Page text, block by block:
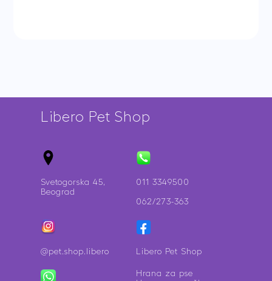
Libero Pet Shop
Svetogorska 45,
Beograd
011 3349500
062/273-363
@pet.shop.libero Libero Pet Shop
Hrana za pse